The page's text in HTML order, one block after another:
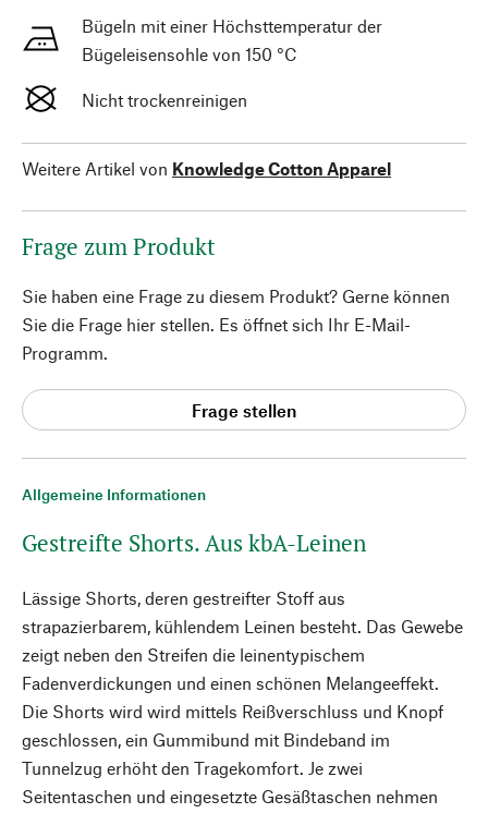
Allgemeine Informationen
Gestreifte Shorts. Aus kbA-Leinen
Lässige Shorts, deren gestreifter Stoff aus
strapazierbarem, kühlendem Leinen besteht. Das Gewebe
zeigt neben den Streifen die leinentypischem
Fadenverdickungen und einen schönen Melangeeffekt.
Die Shorts wird wird mittels Reißverschluss und Knopf
geschlossen, ein Gummibund mit Bindeband im
Tunnelzug erhöht den Tragekomfort. Je zwei
Seitentaschen und eingesetzte Gesäßtaschen nehmen
Bügeln mit einer Höchsttemperatur der
Bügeleisensohle von 150 °C
Nicht trockenreinigen
Weitere Artikel von Knowledge Cotton Apparel
Frage zum Produkt
Sie haben eine Frage zu diesem Produkt? Gerne können
Sie die Frage hier stellen. Es öffnet sich Ihr E-Mail-
Programm.
Frage stellen